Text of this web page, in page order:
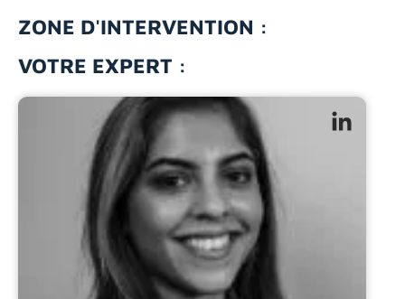
ZONE D'INTERVENTION :
VOTRE EXPERT :